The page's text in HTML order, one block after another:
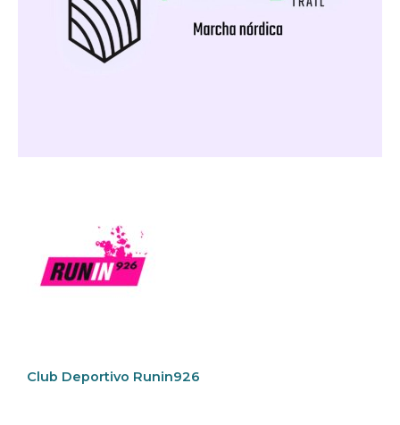
Club Deportivo Runin926